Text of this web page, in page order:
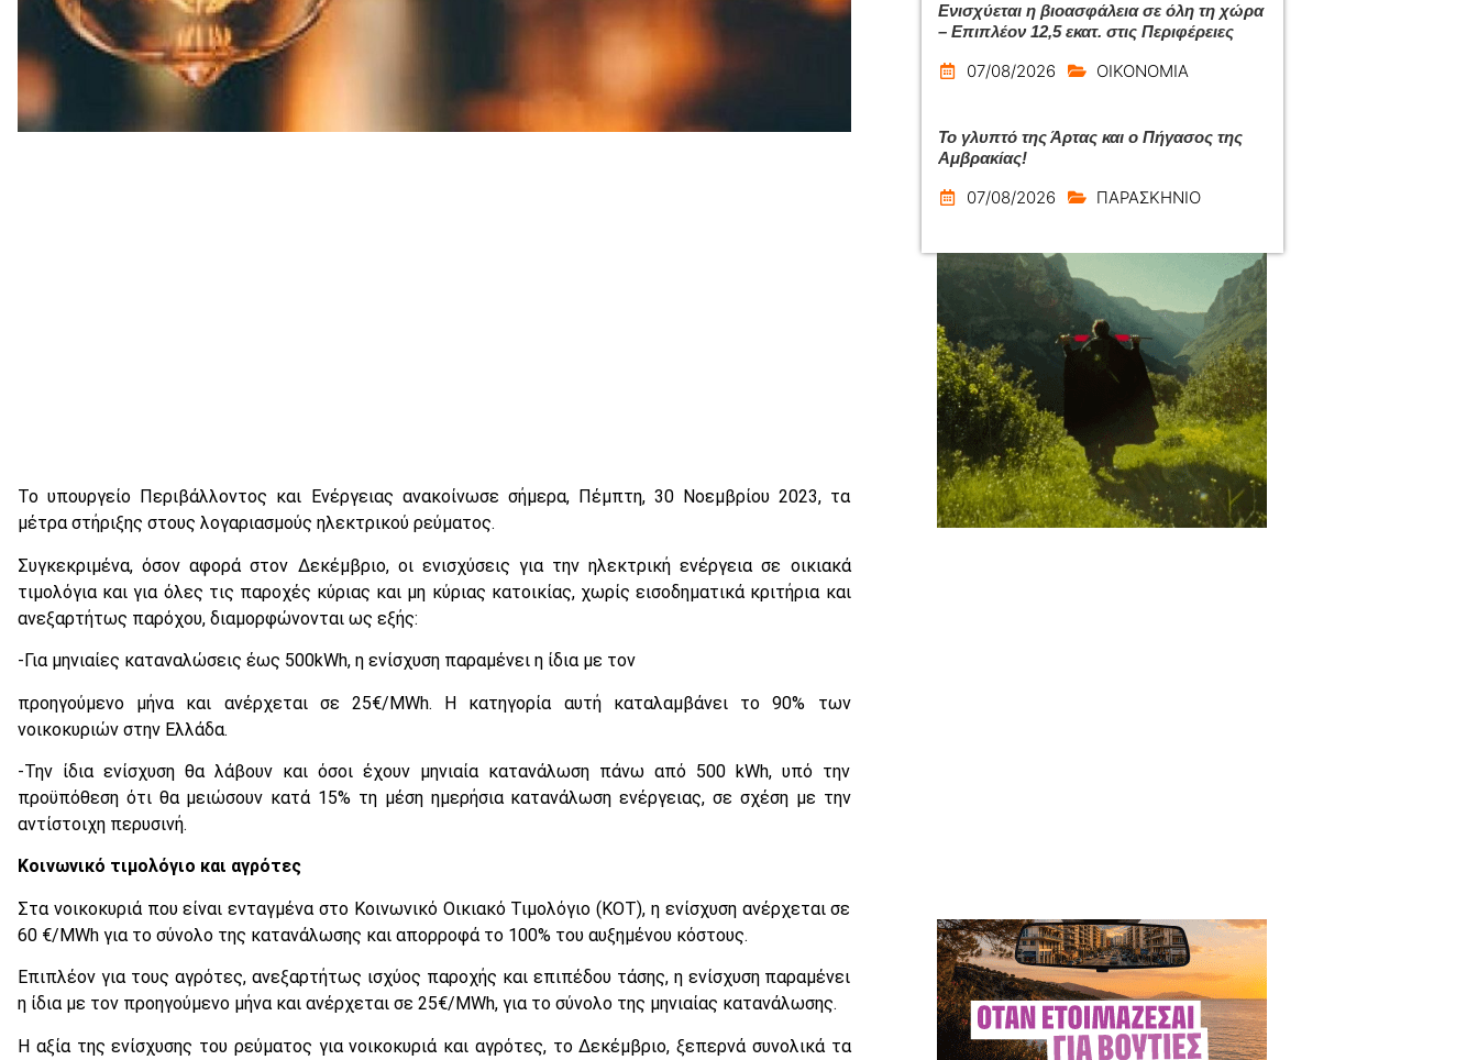
Το υπουργείο Περιβάλλοντος και Ενέργειας ανακοίνωσε σήμερα, Πέμπτη, 30 Νοεμβρίου 2023, τα
μέτρα στήριξης στους λογαριασμούς ηλεκτρικού ρεύματος.
Συγκεκριμένα, όσον αφορά στον Δεκέμβριο, οι ενισχύσεις για την ηλεκτρική ενέργεια σε οικιακά
τιμολόγια και για όλες τις παροχές κύριας και μη κύριας κατοικίας, χωρίς εισοδηματικά κριτήρια και
ανεξαρτήτως παρόχου, διαμορφώνονται ως εξής:
-Για μηνιαίες καταναλώσεις έως 500kWh, η ενίσχυση παραμένει η ίδια με τον
προηγούμενο μήνα και ανέρχεται σε 25€/MWh. Η κατηγορία αυτή καταλαμβάνει το 90% των
νοικοκυριών στην Ελλάδα.
-Την ίδια ενίσχυση θα λάβουν και όσοι έχουν μηνιαία κατανάλωση πάνω από 500 kWh, υπό την
προϋπόθεση ότι θα μειώσουν κατά 15% τη μέση ημερήσια κατανάλωση ενέργειας, σε σχέση με την
αντίστοιχη περυσινή.
Κοινωνικό τιμολόγιο και αγρότες
Στα νοικοκυριά που είναι ενταγμένα στο Κοινωνικό Οικιακό Τιμολόγιο (ΚΟΤ), η ενίσχυση ανέρχεται σε
60 €/MWh για το σύνολο της κατανάλωσης και απορροφά το 100% του αυξημένου κόστους.
Επιπλέον για τους αγρότες, ανεξαρτήτως ισχύος παροχής και επιπέδου τάσης, η ενίσχυση παραμένει
η ίδια με τον προηγούμενο μήνα και ανέρχεται σε 25€/MWh, για το σύνολο της μηνιαίας κατανάλωσης.
Η αξία της ενίσχυσης του ρεύματος για νοικοκυριά και αγρότες, το Δεκέμβριο, ξεπερνά συνολικά τα
Ενισχύεται η βιοασφάλεια σε όλη τη χώρα
– Επιπλέον 12,5 εκατ. στις Περιφέρειες
07/08/2026 ΟΙΚΟΝΟΜΙΑ
Το γλυπτό της Άρτας και ο Πήγασος της
Αμβρακίας!
07/08/2026 ΠΑΡΑΣΚΗΝΙΟ